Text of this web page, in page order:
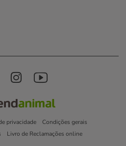
privacidade
Condições gerais
Livro de Reclamações online